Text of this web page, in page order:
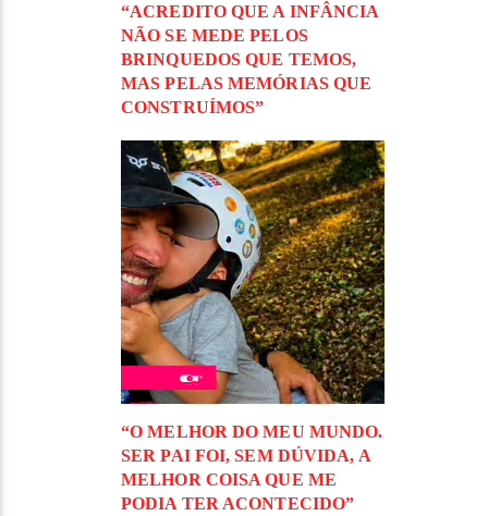
“ACREDITO QUE A INFÂNCIA
NÃO SE MEDE PELOS
BRINQUEDOS QUE TEMOS,
MAS PELAS MEMÓRIAS QUE
CONSTRUÍMOS”
“O MELHOR DO MEU MUNDO.
SER PAI FOI, SEM DÚVIDA, A
MELHOR COISA QUE ME
PODIA TER ACONTECIDO”